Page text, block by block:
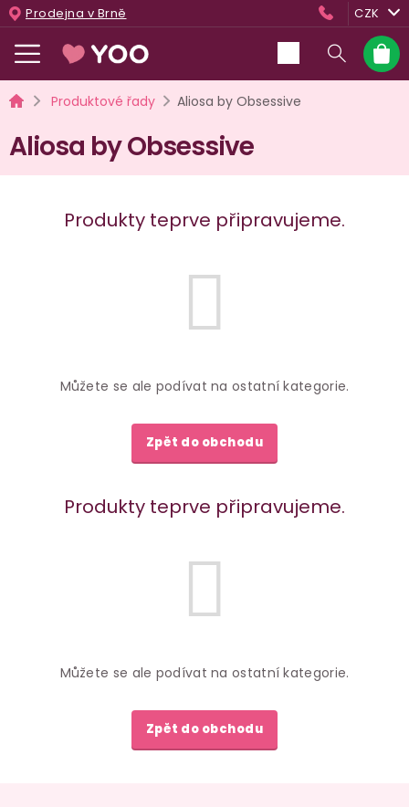
Přejít
na
obsah
Prodejna v Brně CZK
košík
DomůProduktové řady Aliosa by Obsessive
Aliosa by Obsessive
Produkty teprve připravujeme.
Můžete se ale podívat na ostatní kategorie.
Zpět do obchodu
Produkty teprve připravujeme.
Můžete se ale podívat na ostatní kategorie.
Zpět do obchodu